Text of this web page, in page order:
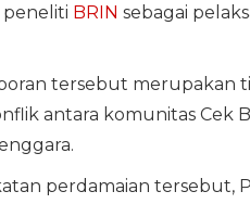
BRIN sebagai
tersebut merupakan
antara komunitas Cek
perdamaian